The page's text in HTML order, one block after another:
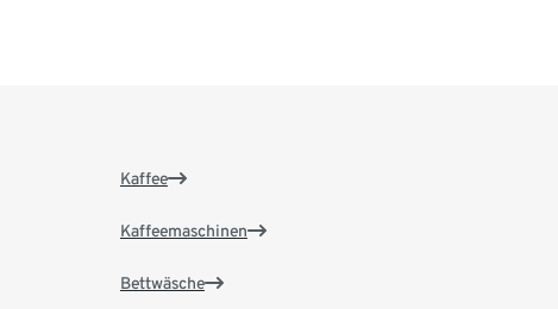
Kaffee
Kaffeemaschinen
Bettwäsche